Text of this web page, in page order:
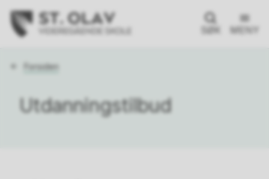
SØK MENY
Du
Forsiden
Utdanningstilbud